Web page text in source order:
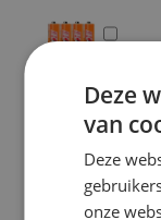
4 Stuks
Deze
van
Deze
onze